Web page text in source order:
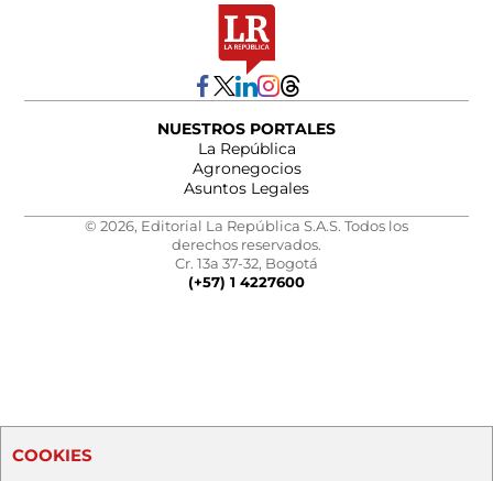
NUESTROS PORTALES
La República
Agronegocios
Asuntos Legales
© 2026, Editorial La República S.A.S. Todos los
derechos reservados.
Cr. 13a 37-32, Bogotá
(+57) 1 4227600
COOKIES